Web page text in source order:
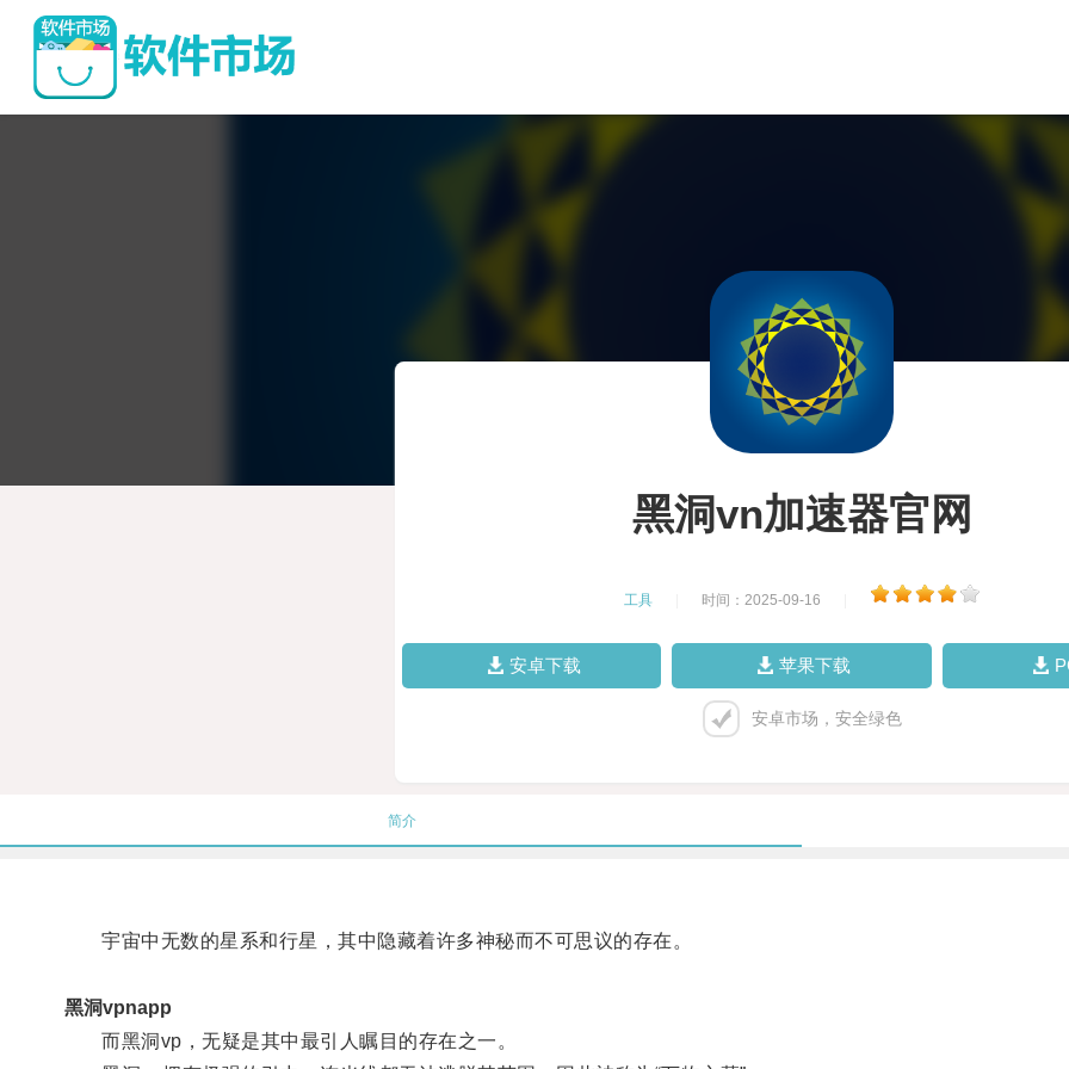
黑洞vn加速器官网
工具 时间：2025-09-16
安卓下载 苹果下载
安卓市场，安全绿色
简介
宇宙中无数的星系和行星，其中隐藏着许多神秘而不可思议的存在。
黑洞vpnapp
而黑洞vp，无疑是其中最引人瞩目的存在之一。